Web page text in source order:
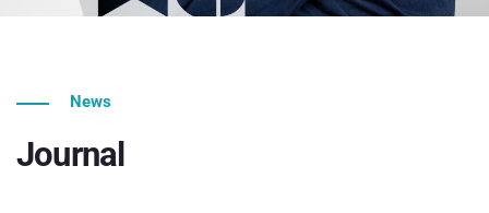
News
Journal